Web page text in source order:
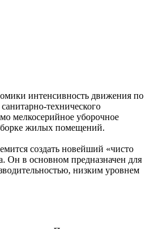
интенсивность движения по
технического
мелкосерийное уборочное
жилых помещений.
создать новейший «чисто
Он в основном предназначен для
низким уровнем